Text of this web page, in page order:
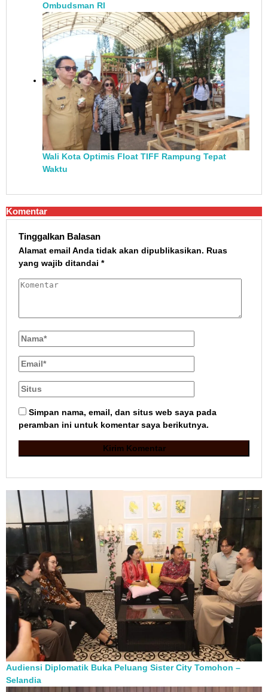
Ombudsman RI
Wali Kota Optimis Float TIFF Rampung Tepat
Waktu
Komentar
Tinggalkan Balasan
Alamat email Anda tidak akan dipublikasikan. Ruas
yang wajib ditandai *
Simpan nama, email, dan situs web saya pada
peramban ini untuk komentar saya berikutnya.
Audiensi Diplomatik Buka Peluang Sister City Tomohon –
Selandia